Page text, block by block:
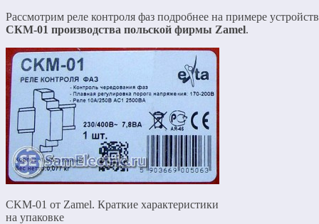
Рассмотрим реле контроля фаз подробнее на примере
СКМ-01 производства польской фирмы Zamel.
CKM-01 от Zamel. Краткие характеристики
на упаковке